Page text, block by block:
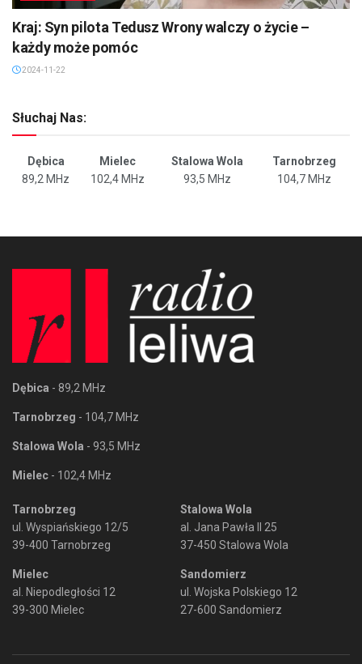
Kraj: Syn pilota Tedusz Wrony walczy o życie –
każdy może pomóc
2024-11-22
Słuchaj Nas:
Dębica Mielec Stalowa Wola
Tarnobrzeg
89,2 MHz
102,4 MHz 93,5 MHz 104,7 MHz
Dębica - 89,2 MHz
Tarnobrzeg - 104,7 MHz
Stalowa Wola - 93,5 MHz
Mielec - 102,4 MHz
Tarnobrzeg
ul. Wyspiańskiego 12/5
39-400 Tarnobrzeg
Mielec
al. Niepodległości 12
39-300 Mielec
Stalowa Wola
al. Jana Pawła II 25
37-450 Stalowa Wola
Sandomierz
ul. Wojska Polskiego 12
27-600 Sandomierz